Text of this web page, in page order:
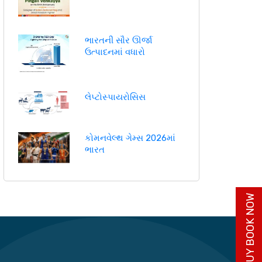
ભારતની સૌર ઊર્જા
ઉત્પાદનમાં વધારો
લેપ્ટોસ્પાયરોસિસ
કોમનવેલ્થ ગેમ્સ 2026માં
ભારત
BUY BOOK NOW